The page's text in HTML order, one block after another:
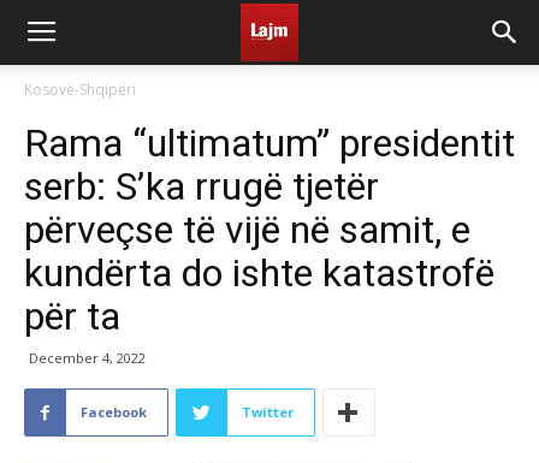
Kosovë-Shqipëri
Rama “ultimatum” presidentit
serb: S’ka rrugë tjetër
përveçse të vijë në samit, e
kundërta do ishte katastrofë
për ta
December 4, 2022
Facebook Twitter